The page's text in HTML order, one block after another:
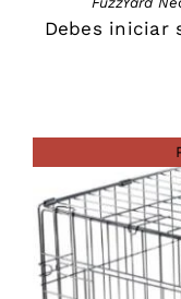
Debes iniciar